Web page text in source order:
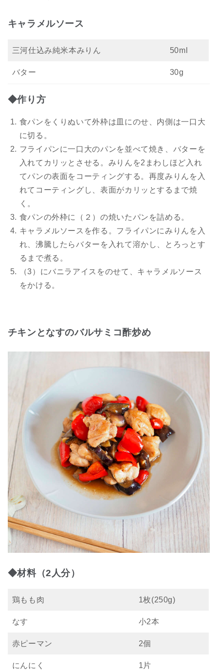
キャラメルソース
三河仕込み純米本みりん 50ml
バター 30g
◆作り方
食パンをくりぬいて外枠は皿にのせ、内側は一口大
に切る。
フライパンに一口大のパンを並べて焼き、バターを
入れてカリッとさせる。みりんを2まわしほど入れ
てパンの表面をコーティングする。再度みりんを入
れてコーティングし、表面がカリッとするまで焼
く。
食パンの外枠に（２）の焼いたパンを詰める。
キャラメルソースを作る。フライパンにみりんを入
れ、沸騰したらバターを入れて溶かし、とろっとす
るまで煮る。
（3）にバニラアイスをのせて、キャラメルソース
をかける。
チキンとなすのバルサミコ酢炒め
◆材料（2人分）
鶏もも肉 1枚(250g)
なす 小2本
赤ピーマン 2個
にんにく 1片